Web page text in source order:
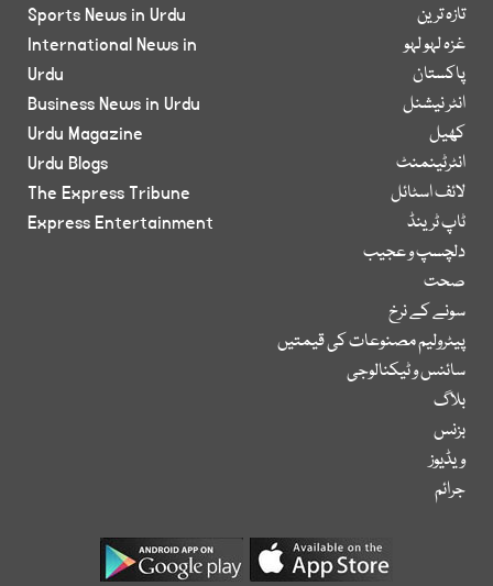
تازہ ترین
غزہ لہو لہو
پاکستان
انٹر نیشنل
کھیل
انٹرٹینمنٹ
لائف اسٹائل
ٹاپ ٹرینڈ
دلچسپ و عجیب
صحت
سونے کے نرخ
پیٹرولیم مصنوعات کی قیمتیں
سائنس و ٹیکنالوجی
بلاگ
بزنس
ویڈیوز
جرائم
Sports News in Urdu
International News in
Urdu
Business News in Urdu
Urdu Magazine
Urdu Blogs
The Express Tribune
Express Entertainment